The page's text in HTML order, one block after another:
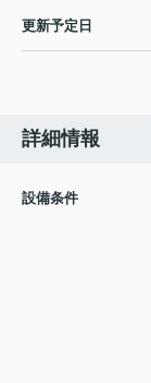
更新予定日
詳細情報
設備条件